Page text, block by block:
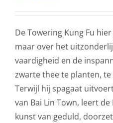
De Towering Kung Fu
maar over het
vaardigheid en de
zwarte thee te planten,
Terwijl hij spagaat
van Bai Lin Town, leert
kunst van geduld,